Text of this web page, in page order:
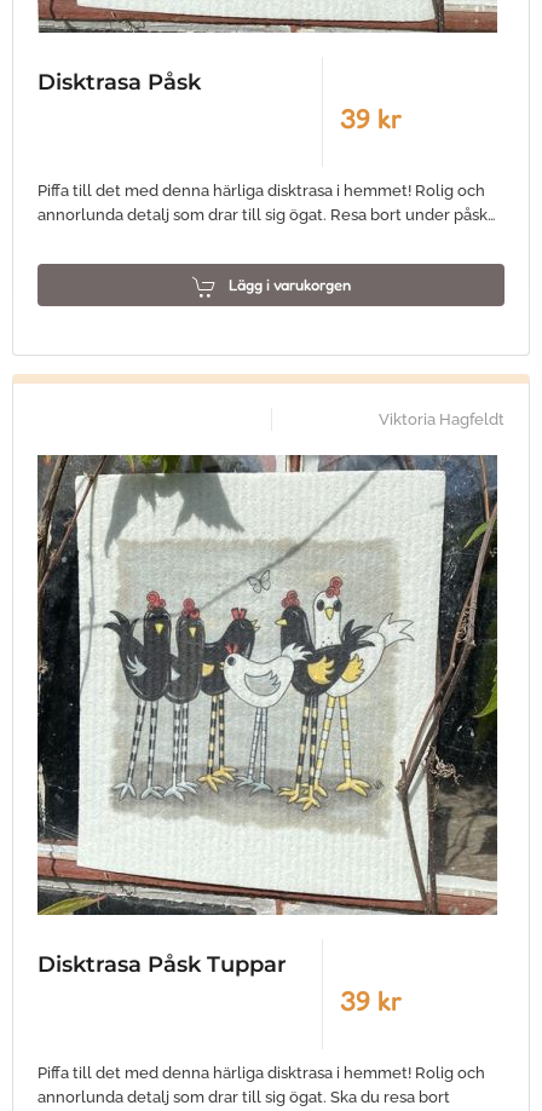
Disktrasa Påsk
39 kr
Piffa till det med denna härliga disktrasa i hemmet! Rolig och
annorlunda detalj som drar till sig ögat. Resa bort under påsk…
Lägg i varukorgen
Viktoria Hagfeldt
Disktrasa Påsk Tuppar
39 kr
Piffa till det med denna härliga disktrasa i hemmet! Rolig och
annorlunda detalj som drar till sig ögat. Ska du resa bort